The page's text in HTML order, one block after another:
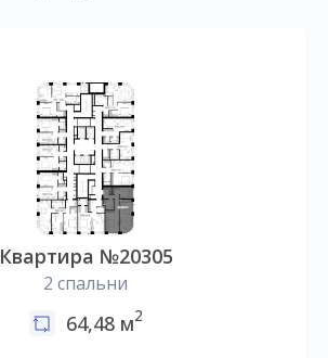
Квартира №20305
2 спальни
64,48 м2